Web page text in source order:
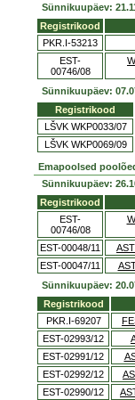
Sünnikuupäev:
Registrikood
PKR.I-53213
EST-
00746/08
Sünnikuupäev:
Registrikood
LŠVK WKP0033/07
LŠVK WKP0069/09
Emapoolsed
Sünnikuupäev:
Registrikood
EST-
00746/08
EST-00048/11
EST-00047/11
Sünnikuupäev:
Registrikood
PKR.I-69207
EST-02993/12
EST-02991/12
EST-02992/12
EST-02990/12